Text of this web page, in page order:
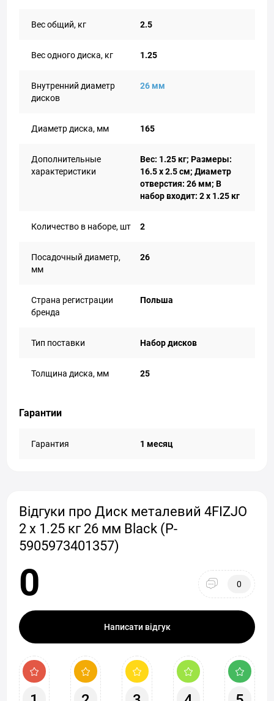
Вес общий, кг 2.5
Вес одного диска, кг 1.25
Внутренний диаметр
дисков
26 мм
Диаметр диска, мм 165
Дополнительные
характеристики
Вес: 1.25 кг; Размеры:
16.5 x 2.5 см; Диаметр
отверстия: 26 мм; В
набор входит: 2 x 1.25 кг
Количество в наборе, шт 2
Посадочный диаметр,
мм
26
Страна регистрации
бренда
Польша
Тип поставки Набор дисков
Толщина диска, мм 25
Гарантии
Гарантия 1 месяц
Відгуки про Диск металевий 4FIZJO
2 x 1.25 кг 26 мм Black (P-
5905973401357)
0 0
Написати відгук